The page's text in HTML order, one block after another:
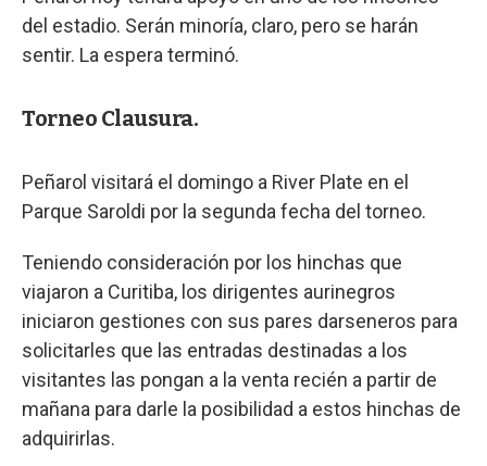
del estadio. Serán minoría, claro, pero se harán
sentir. La espera terminó.
Torneo Clausura.
Peñarol visitará el domingo a River Plate en el
Parque Saroldi por la segunda fecha del torneo.
Teniendo consideración por los hinchas que
viajaron a Curitiba, los dirigentes aurinegros
iniciaron gestiones con sus pares darseneros para
solicitarles que las entradas destinadas a los
visitantes las pongan a la venta recién a partir de
mañana para darle la posibilidad a estos hinchas de
adquirirlas.